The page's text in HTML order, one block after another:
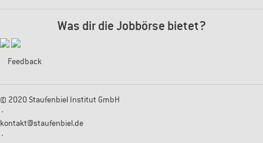
Was dir die Jobbörse bietet?
Feedback
© 2020 Staufenbiel Institut GmbH
·
kontakt@staufenbiel.de
·